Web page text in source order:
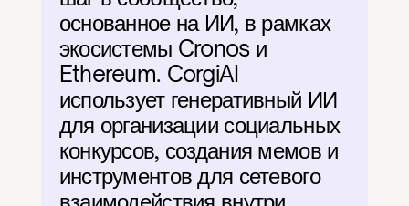
основанное на ИИ, в рамках
экосистемы Cronos и
Ethereum. CorgiAI
использует генеративный ИИ
для организации социальных
конкурсов, создания мемов и
инструментов для сетевого